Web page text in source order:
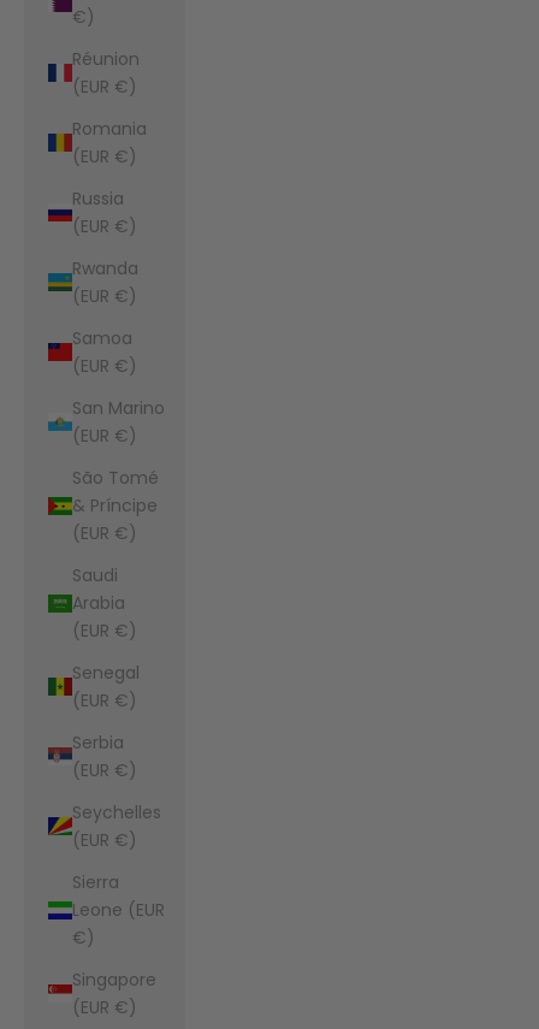
€)
Réunion
(EUR €)
Romania
(EUR €)
Russia
(EUR €)
Rwanda
(EUR €)
Samoa
(EUR €)
San Marino
(EUR €)
São Tomé
& Príncipe
(EUR €)
Saudi
Arabia
(EUR €)
Senegal
(EUR €)
Serbia
(EUR €)
Seychelles
(EUR €)
Sierra
Leone (EUR
€)
Singapore
(EUR €)